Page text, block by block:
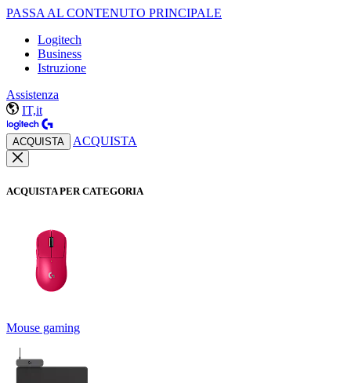
PASSA AL CONTENUTO PRINCIPALE
Logitech
Business
Istruzione
Assistenza
IT,it
ACQUISTA ACQUISTA
ACQUISTA PER CATEGORIA
Mouse gaming